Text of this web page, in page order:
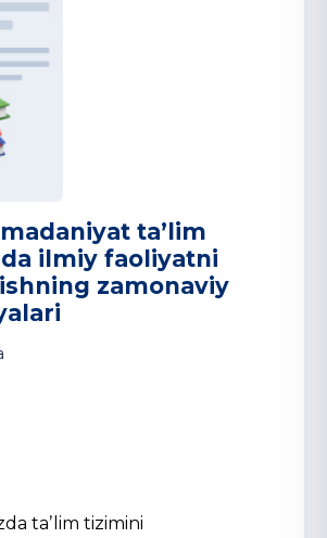
ta’lim
ilmiy faoliyatni
zamonaviy
taʼlim tizimini